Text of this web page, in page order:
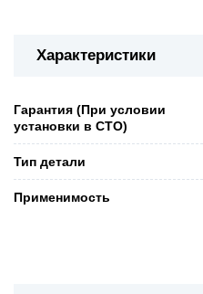
Характеристики
Гарантия (При условии
установки в СТО)
Тип детали
Применимость